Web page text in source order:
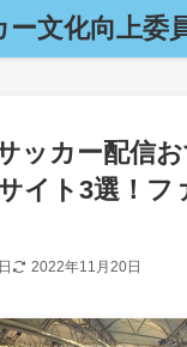
ー文化向上委
ッカー配信
イト3選！フ
2022年11月20日